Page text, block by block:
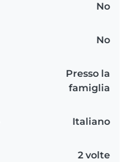
No
No
Presso la
famiglia
Italiano
2 volte